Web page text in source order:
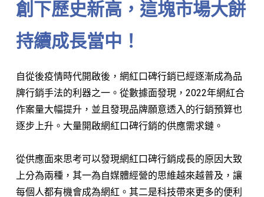
創下歷史新高，這塊市場大餅
持續成長當中！
自從後疫情時代開啟後，網紅口碑行銷已經逐漸成為品
牌行銷手法的利器之一。從數據面發現，2022年網紅合
作案量大幅提升，並且發現品牌願意透入的行銷預算也
逐步上升。大量開啟網紅口碑行銷的供應需求鏈。
從供應面來思考可以發現網紅口碑行銷成長的原因大致
上分為兩種，其一為自媒體經營的思維越來越普及，讓
每個人都有機會成為網紅。其二是科技帶來更多的便利